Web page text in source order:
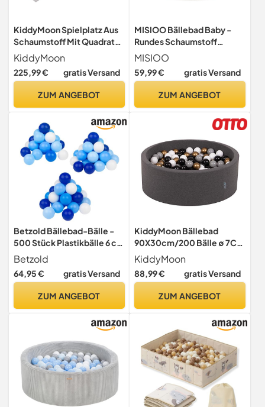
KiddyMoon Spielplatz Aus
Schaumstoff Mit Quadrat
Bällebad (300 Bälle)
Ballgruben Für Babys
Spielbad Hindernisläufen,
Hellgrau:Gelb/Grün/Blau/R
KiddyMoon
225,99 € gratis Versand
ZUM ANGEBOT
MISIOO Bällebad Baby -
Rundes Schaumstoff
Bällebad ohne Bälle -
90x30cm - für Baby ab 1
Jahr - Perfekt für Kinder
MISIOO
59,99 € gratis Versand
ZUM ANGEBOT
Betzold Bällebad-Bälle -
500 Stück Plastikbälle 6 cm
Bälleset Spielbälle für
Bällebad
Betzold
64,95 € gratis Versand
ZUM ANGEBOT
KiddyMoon Bällebad
90X30cm/200 Bälle ∅ 7Cm
Bällepool Mit Bunten Bällen
Für Babys Kinder Rund,
Dunkelgrau:Weiß/Grau/Sc
KiddyMoon
88,99 € gratis Versand
ZUM ANGEBOT